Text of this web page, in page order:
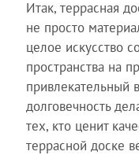
Итак, террасная
не просто
целое искусство
пространства на
привлекательный
долговечность
тех, кто ценит
террасной доске